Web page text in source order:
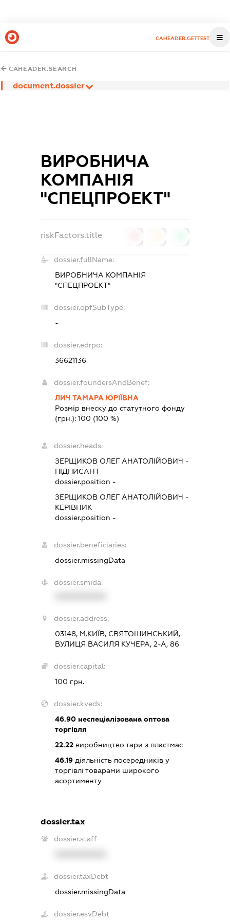
CAHEADER.GETTEST
CAHEADER.SEARCH
document.dossier
ВИРОБНИЧА
КОМПАНІЯ
"СПЕЦПРОЕКТ"
riskFactors.title
dossier.fullName:
ВИРОБНИЧА КОМПАНІЯ
"СПЕЦПРОЕКТ"
dossier.opfSubType:
-
dossier.edrpo:
36621136
dossier.foundersAndBenef:
ЛИЧ ТАМАРА ЮРІЇВНА
Розмір внеску до статутного фонду
(грн.): 100 (100 %)
dossier.heads:
ЗЕРЩИКОВ ОЛЕГ АНАТОЛІЙОВИЧ -
ПІДПИСАНТ
dossier.position -
ЗЕРЩИКОВ ОЛЕГ АНАТОЛІЙОВИЧ -
КЕРІВНИК
dossier.position -
dossier.beneficiaries:
dossier.missingData
dossier.smida:
dossier.address:
03148, М.КИЇВ, СВЯТОШИНСЬКИЙ,
ВУЛИЦЯ ВАСИЛЯ КУЧЕРА, 2-А, 86
dossier.capital:
100 грн.
dossier.kveds:
46.90неспеціалізована оптова
торгівля
22.22виробництво тари з пластмас
46.19діяльність посередників у
торгівлі товарами широкого
асортименту
dossier.tax
dossier.staff
dossier.taxDebt
dossier.missingData
dossier.esvDebt